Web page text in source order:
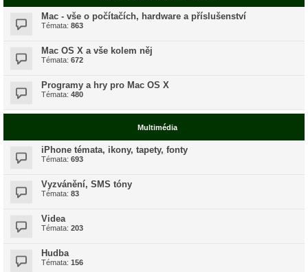
Mac - vše o počítačích, hardware a příslušenství
Témata: 863
Mac OS X a vše kolem něj
Témata: 672
Programy a hry pro Mac OS X
Témata: 480
Multimédia
iPhone témata, ikony, tapety, fonty
Témata: 693
Vyzvánění, SMS tóny
Témata: 83
Videa
Témata: 203
Hudba
Témata: 156